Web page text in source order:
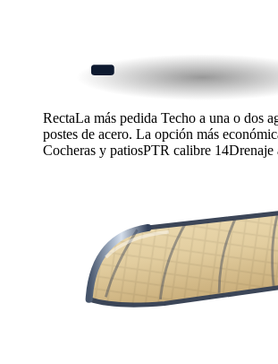
RectaLa más pedida Techo a una o dos
postes de acero. La opción más
Cocheras y patiosPTR calibre 14Drenaje